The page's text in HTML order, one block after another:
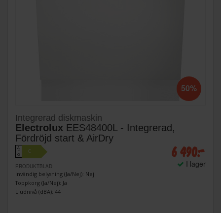
50%
Integrerad diskmaskin
Electrolux EES48400L - Integrerad,
Fördröjd start & AirDry
A
↑
G
C
PRODUKTBLAD
Invändig belysning (Ja/Nej): Nej
Toppkorg (Ja/Nej): Ja
Ljudnivå (dBA): 44
6 490:-
I lager